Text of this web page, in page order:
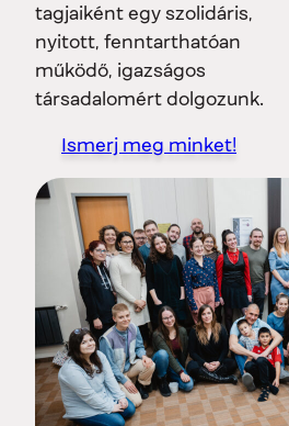
tagjaiként egy szolidáris,
nyitott, fenntarthatóan
működő, igazságos
társadalomért dolgozunk.
Ismerj meg minket!